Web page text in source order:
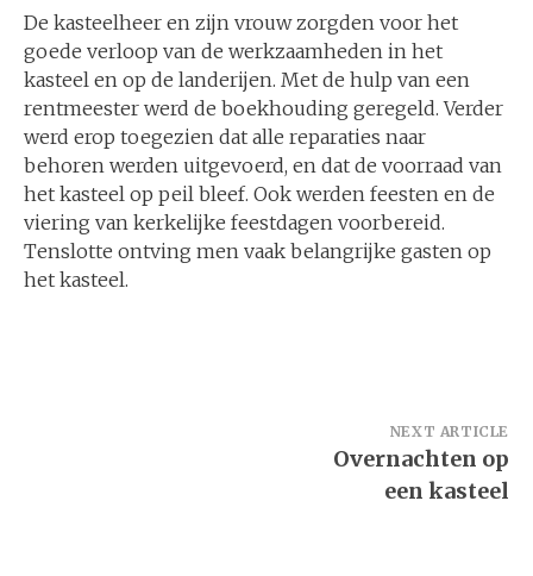
De kasteelheer en zijn vrouw zorgden voor het
goede verloop van de werkzaamheden in het
kasteel en op de landerijen. Met de hulp van een
rentmeester werd de boekhouding geregeld. Verder
werd erop toegezien dat alle reparaties naar
behoren werden uitgevoerd, en dat de voorraad van
het kasteel op peil bleef. Ook werden feesten en de
viering van kerkelijke feestdagen voorbereid.
Tenslotte ontving men vaak belangrijke gasten op
het kasteel.
NEXT ARTICLE
Overnachten op
een kasteel